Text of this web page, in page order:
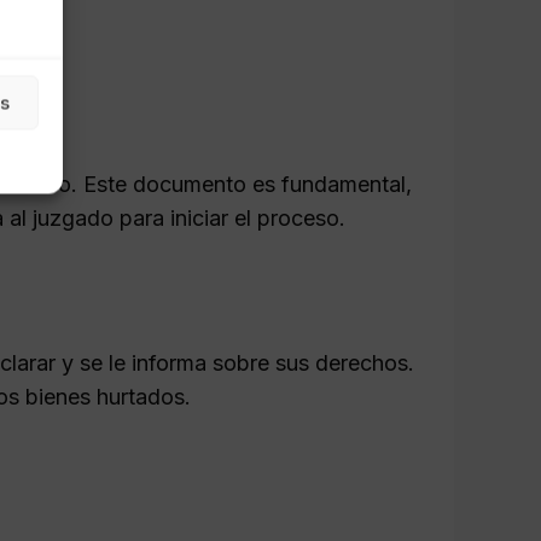
Este documento es fundamental,
juzgado para iniciar el proceso.
y se le informa sobre sus derechos.
bienes hurtados.